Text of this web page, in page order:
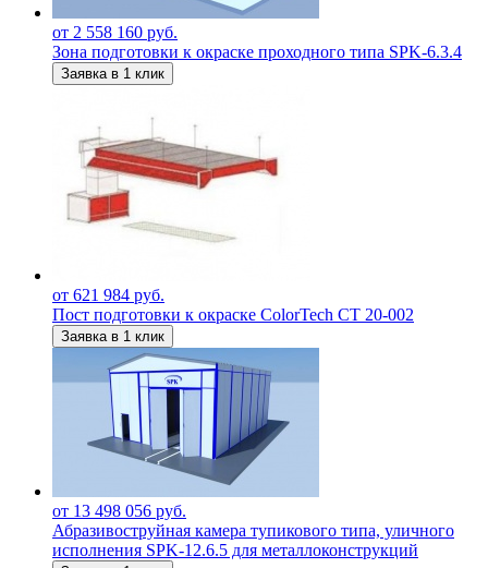
от 2 558 160 руб.
Зона подготовки к окраске проходного типа SPK-6.3.4
Заявка в 1 клик
от 621 984 руб.
Пост подготовки к окраске ColorTech CT 20-002
Заявка в 1 клик
от 13 498 056 руб.
Абразивоструйная камера тупикового типа, уличного
исполнения SPK-12.6.5 для металлоконструкций